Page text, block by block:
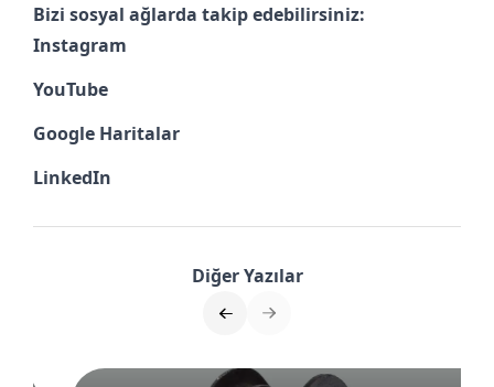
Bizi sosyal ağlarda takip edebilirsiniz:
Instagram
YouTube
Google Haritalar
LinkedIn
Diğer Yazılar